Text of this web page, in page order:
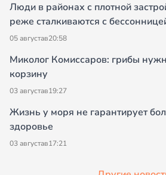
Люди в районах с плотной
реже сталкиваются с
05 августав20:58
Миколог Комиссаров: грибы
корзину
03 августав19:27
Жизнь у моря не гарантирует
здоровье
03 августав17:21